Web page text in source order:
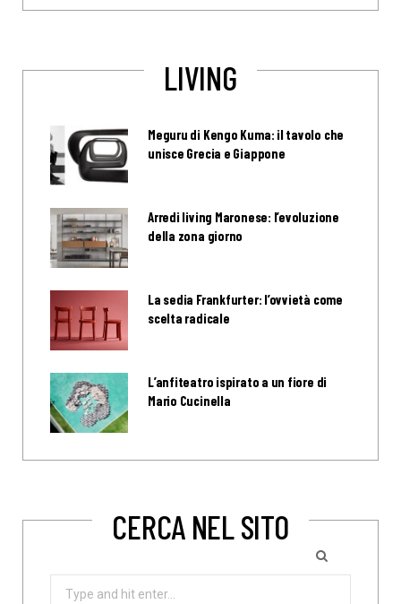
LIVING
Meguru di Kengo Kuma: il tavolo che
unisce Grecia e Giappone
Arredi living Maronese: l’evoluzione
della zona giorno
La sedia Frankfurter: l’ovvietà come
scelta radicale
L’anfiteatro ispirato a un fiore di
Mario Cucinella
CERCA NEL SITO
Search